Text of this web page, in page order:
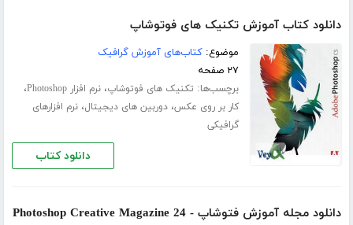
دانلود کتاب آموزش تکنیک های فوتوشاپ
موضوع:کتاب‌های آموزش گرافیک
۲۷ صفحه
برچسب‌ها: تکنیک های فوتوشاپ،نرم افزار Photoshop ،
کار بر روی عکس،دوربین های دیجیتال،نرم افزارهای
گرافیکی
دانلود کتاب
دانلود مجله آموزش فتوشاپ Photoshop Creative Magazine 24 -